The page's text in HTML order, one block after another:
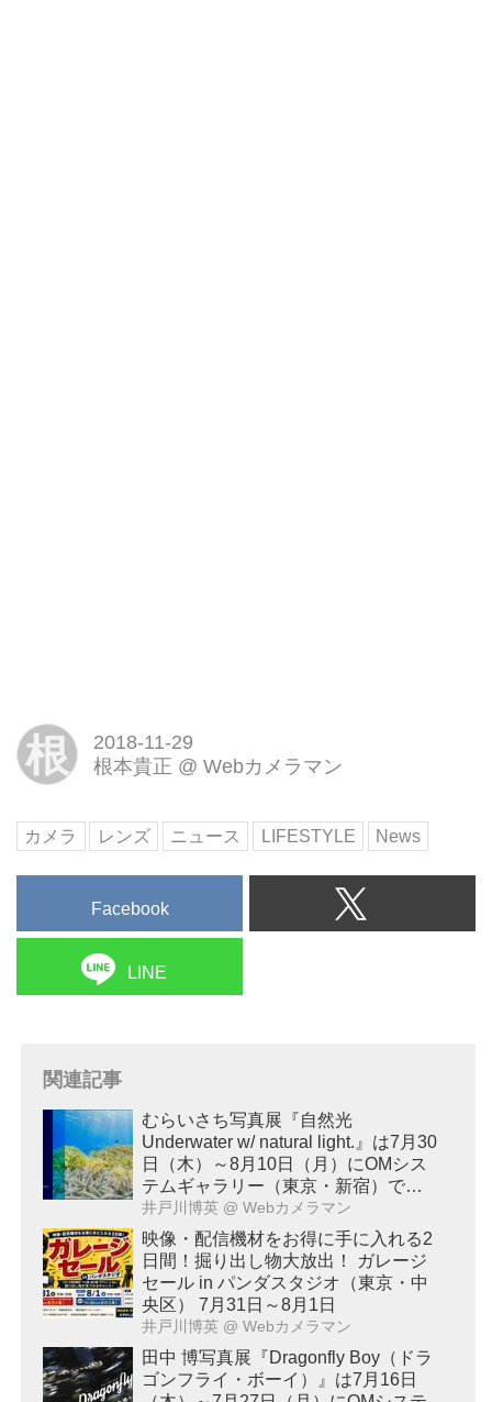
根
2018-11-29
根本貴正 @ Webカメラマン
カメラ レンズ ニュース LIFESTYLE News
Facebook
LINE
関連記事
むらいさち写真展『自然光
Underwater w/ natural light.』は7月30
日（木）～8月10日（月）にOMシス
テムギャラリー（東京・新宿）で開
催！
井戸川博英 @ Webカメラマン
映像・配信機材をお得に手に入れる2
日間！掘り出し物大放出！ ガレージ
セール in パンダスタジオ（東京・中
央区） 7月31日～8月1日
井戸川博英 @ Webカメラマン
田中 博写真展『Dragonfly Boy（ドラ
ゴンフライ・ボーイ）』は7月16日